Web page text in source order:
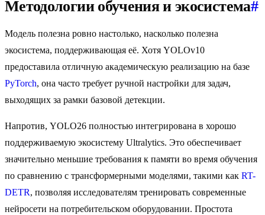
Методологии обучения и экосистема#
Модель полезна ровно настолько, насколько полезна
экосистема, поддерживающая её. Хотя YOLOv10
предоставила отличную академическую реализацию на базе
PyTorch, она часто требует ручной настройки для задач,
выходящих за рамки базовой детекции.
Напротив, YOLO26 полностью интегрирована в хорошо
поддерживаемую экосистему Ultralytics. Это обеспечивает
значительно меньшие требования к памяти во время обучения
по сравнению с трансформерными моделями, такими как RT-
DETR, позволяя исследователям тренировать современные
нейросети на потребительском оборудовании. Простота